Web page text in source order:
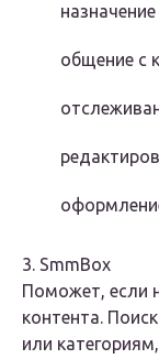
общение с
3. SmmBox
Поможет, если
контента.
или